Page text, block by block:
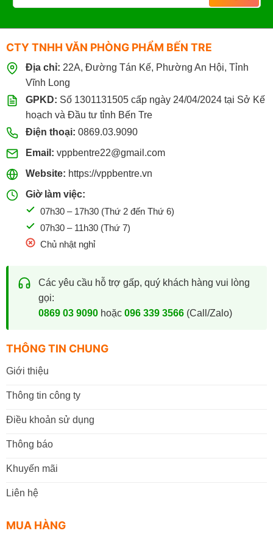
CTY TNHH VĂN PHÒNG PHẨM BẾN TRE
Địa chỉ: 22A, Đường Tán Kế, Phường An Hội, Tỉnh
Vĩnh Long
GPKD: Số 1301131505 cấp ngày 24/04/2024 tại Sở Kế
hoạch và Đầu tư tỉnh Bến Tre
Điện thoại: 0869.03.9090
Email: vppbentre22@gmail.com
Website: https://vppbentre.vn
Giờ làm việc:
07h30 – 17h30 (Thứ 2 đến Thứ 6)
07h30 – 11h30 (Thứ 7)
Chủ nhật nghỉ
Các yêu cầu hỗ trợ gấp, quý khách hàng vui lòng
gọi:
0869 03 9090hoặc 096 339 3566(Call/Zalo)
THÔNG TIN CHUNG
Giới thiệu
Thông tin công ty
Điều khoản sử dụng
Thông báo
Khuyến mãi
Liên hệ
MUA HÀNG